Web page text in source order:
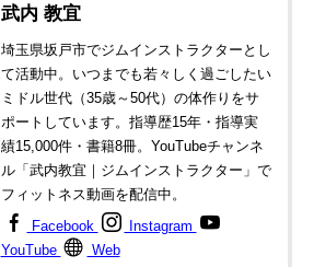
武内 教宜
埼玉県坂戸市でジムインストラクターとし
て活動中。いつまでも若々しく過ごしたい
ミドル世代（35歳～50代）の体作りをサ
ポートしています。指導歴15年・指導実
績15,000件・書籍8冊。YouTubeチャンネ
ル「武内教宜｜ジムインストラクター」で
フィットネス動画を配信中。
Facebook
Instagram
YouTube
Web